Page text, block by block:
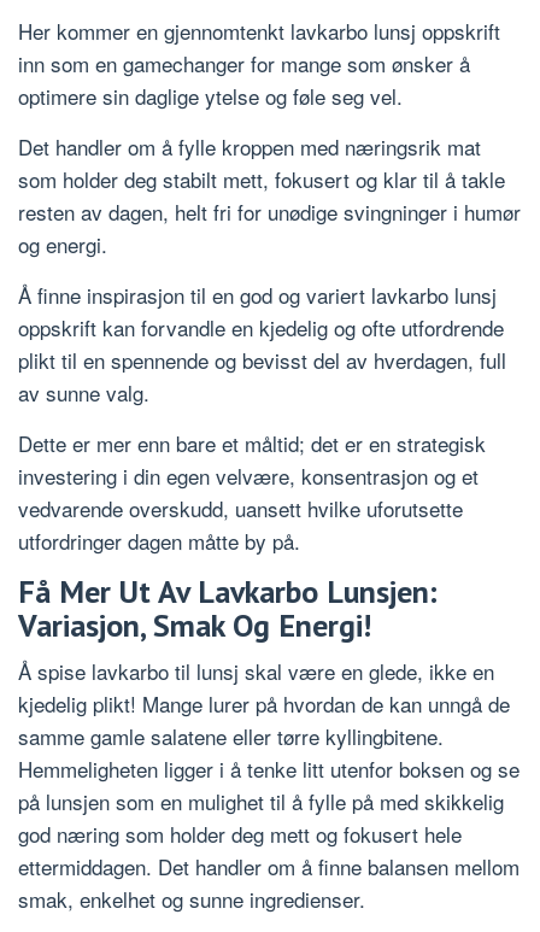
Her kommer en gjennomtenkt lavkarbo lunsj oppskrift
inn som en gamechanger for mange som ønsker å
optimere sin daglige ytelse og føle seg vel.
Det handler om å fylle kroppen med næringsrik mat
som holder deg stabilt mett, fokusert og klar til å takle
resten av dagen, helt fri for unødige svingninger i humør
og energi.
Å finne inspirasjon til en god og variert lavkarbo lunsj
oppskrift kan forvandle en kjedelig og ofte utfordrende
plikt til en spennende og bevisst del av hverdagen, full
av sunne valg.
Dette er mer enn bare et måltid; det er en strategisk
investering i din egen velvære, konsentrasjon og et
vedvarende overskudd, uansett hvilke uforutsette
utfordringer dagen måtte by på.
Få Mer Ut Av Lavkarbo Lunsjen:
Variasjon, Smak Og Energi!
Å spise lavkarbo til lunsj skal være en glede, ikke en
kjedelig plikt! Mange lurer på hvordan de kan unngå de
samme gamle salatene eller tørre kyllingbitene.
Hemmeligheten ligger i å tenke litt utenfor boksen og se
på lunsjen som en mulighet til å fylle på med skikkelig
god næring som holder deg mett og fokusert hele
ettermiddagen. Det handler om å finne balansen mellom
smak, enkelhet og sunne ingredienser.